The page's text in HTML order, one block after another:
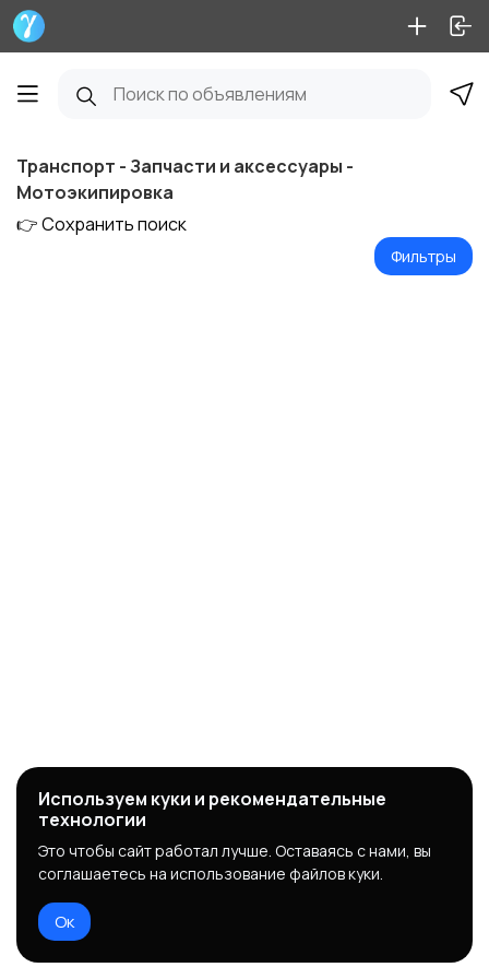
Транспорт - Запчасти и аксессуары -
Мотоэкипировка
👉 Сохранить поиск
Фильтры
Используем куки и рекомендательные
технологии
Это чтобы сайт работал лучше. Оставаясь с нами, вы
соглашаетесь на использование файлов куки.
Ок